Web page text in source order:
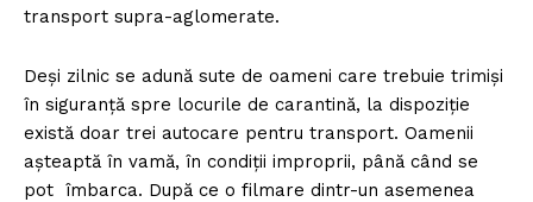
transport supra-aglomerate.
Deși zilnic se adună sute de oameni care trebuie trimiși
în siguranță spre locurile de carantină, la dispoziție
există doar trei autocare pentru transport. Oamenii
așteaptă în vamă, în condiții improprii, până când se
pot îmbarca. După ce o filmare dintr-un asemenea